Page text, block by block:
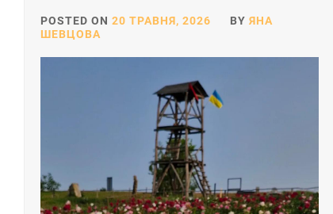
POSTED ON 20 ТРАВНЯ, 2026 BY ЯНА
ШЕВЦОВА